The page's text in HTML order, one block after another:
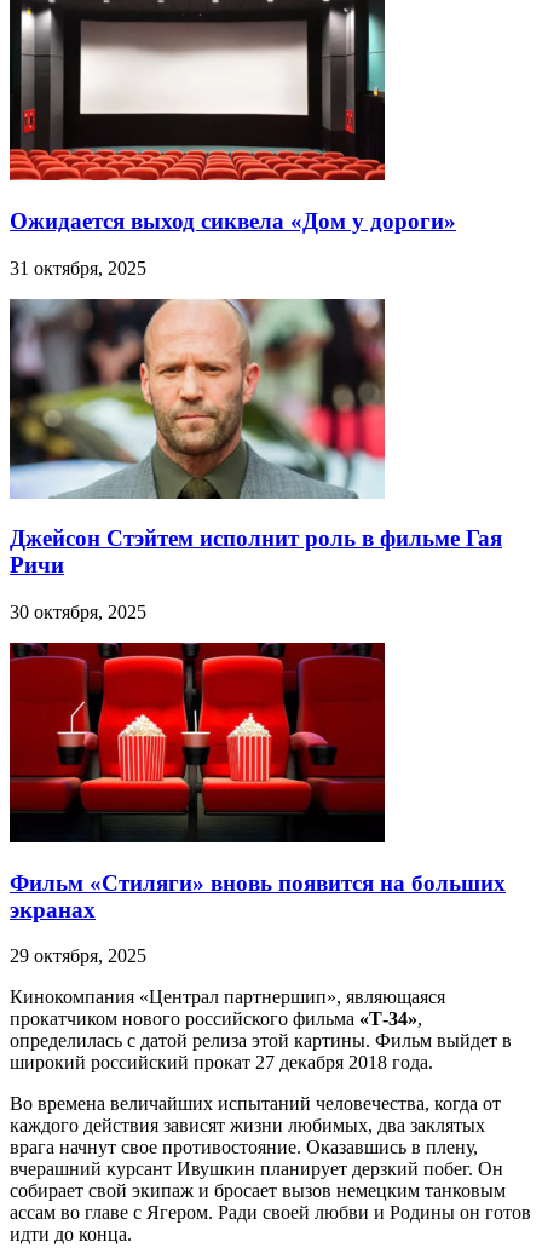
Ожидается выход сиквела «Дом у дороги»
31 октября, 2025
Джейсон Стэйтем исполнит роль в фильме Гая
Ричи
30 октября, 2025
Фильм «Стиляги» вновь появится на больших
экранах
29 октября, 2025
Кинокомпания «Централ партнершип», являющаяся
прокатчиком нового российского фильма «Т-34»,
определилась с датой релиза этой картины. Фильм выйдет в
широкий российский прокат 27 декабря 2018 года.
Во времена величайших испытаний человечества, когда от
каждого действия зависят жизни любимых, два заклятых
врага начнут свое противостояние. Оказавшись в плену,
вчерашний курсант Ивушкин планирует дерзкий побег. Он
собирает свой экипаж и бросает вызов немецким танковым
ассам во главе с Ягером. Ради своей любви и Родины он готов
идти до конца.